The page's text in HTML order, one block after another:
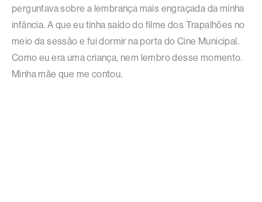
perguntava sobre a lembrança mais engraçada da minha
infância. A que eu tinha saído do filme dos Trapalhões no
meio da sessão e fui dormir na porta do Cine Municipal.
Como eu era uma criança, nem lembro desse momento.
Minha mãe que me contou.